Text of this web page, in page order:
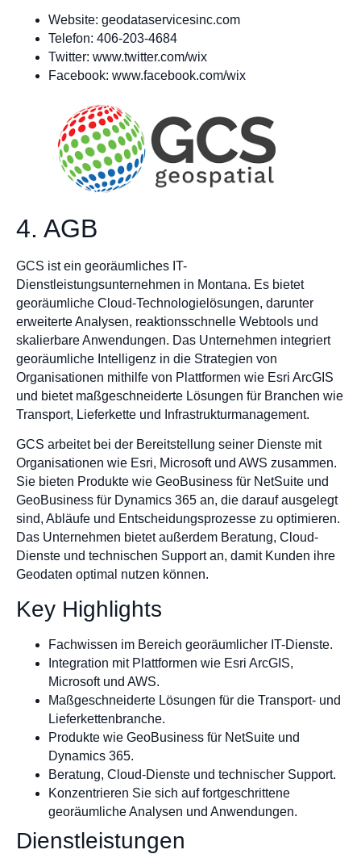
Website: geodataservicesinc.com
Telefon: 406-203-4684
Twitter: www.twitter.com/wix
Facebook: www.facebook.com/wix
4. AGB
GCS ist ein georäumliches IT-
Dienstleistungsunternehmen in Montana. Es bietet
georäumliche Cloud-Technologielösungen, darunter
erweiterte Analysen, reaktionsschnelle Webtools und
skalierbare Anwendungen. Das Unternehmen integriert
georäumliche Intelligenz in die Strategien von
Organisationen mithilfe von Plattformen wie Esri ArcGIS
und bietet maßgeschneiderte Lösungen für Branchen wie
Transport, Lieferkette und Infrastrukturmanagement.
GCS arbeitet bei der Bereitstellung seiner Dienste mit
Organisationen wie Esri, Microsoft und AWS zusammen.
Sie bieten Produkte wie GeoBusiness für NetSuite und
GeoBusiness für Dynamics 365 an, die darauf ausgelegt
sind, Abläufe und Entscheidungsprozesse zu optimieren.
Das Unternehmen bietet außerdem Beratung, Cloud-
Dienste und technischen Support an, damit Kunden ihre
Geodaten optimal nutzen können.
Key Highlights
Fachwissen im Bereich georäumlicher IT-Dienste.
Integration mit Plattformen wie Esri ArcGIS,
Microsoft und AWS.
Maßgeschneiderte Lösungen für die Transport- und
Lieferkettenbranche.
Produkte wie GeoBusiness für NetSuite und
Dynamics 365.
Beratung, Cloud-Dienste und technischer Support.
Konzentrieren Sie sich auf fortgeschrittene
georäumliche Analysen und Anwendungen.
Dienstleistungen